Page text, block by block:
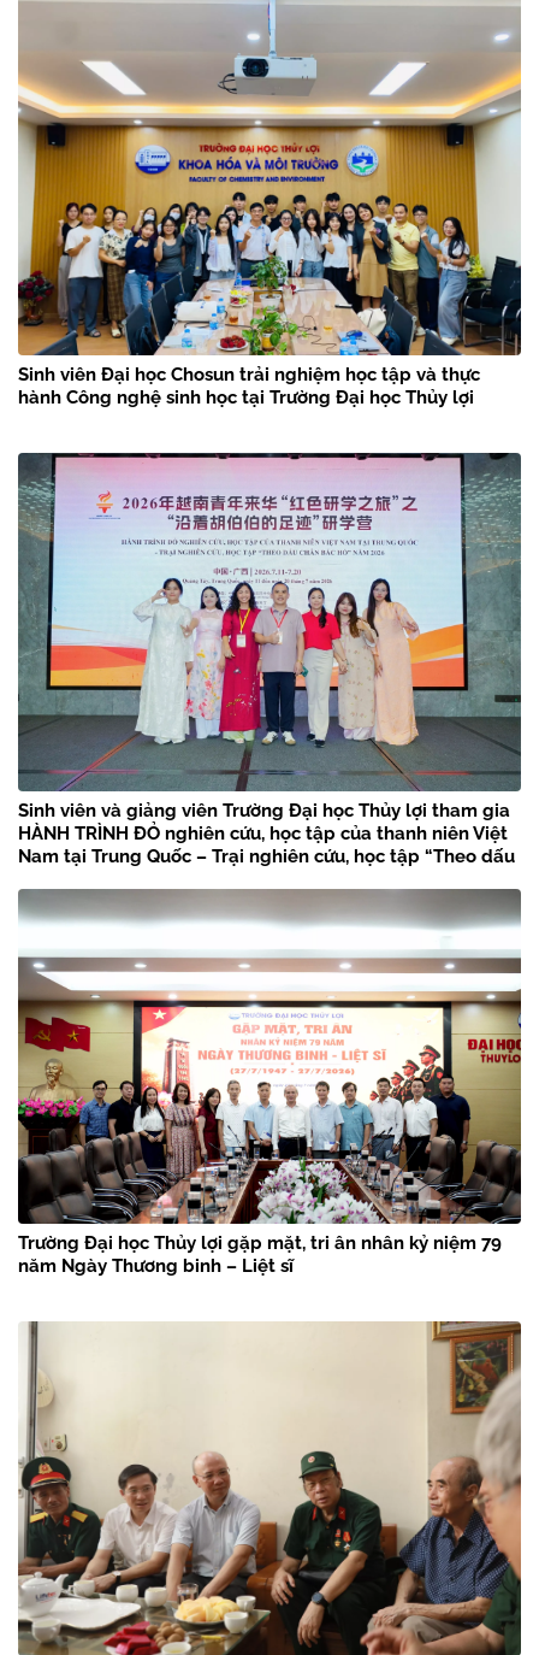
Sinh viên Đại học Chosun trải nghiệm học tập và thực
hành Công nghệ sinh học tại Trường Đại học Thủy lợi
Sinh viên và giảng viên Trường Đại học Thủy lợi tham gia
HÀNH TRÌNH ĐỎ nghiên cứu, học tập của thanh niên Việt
Nam tại Trung Quốc – Trại nghiên cứu, học tập “Theo dấu
Trường Đại học Thủy lợi gặp mặt, tri ân nhân kỷ niệm 79
năm Ngày Thương binh – Liệt sĩ